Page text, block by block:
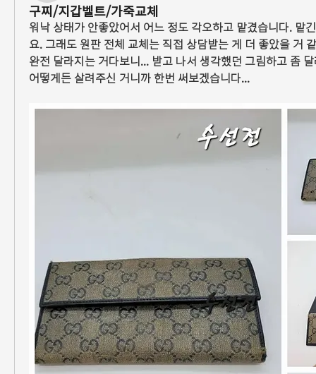
구찌/지갑벨트/가죽교체
워낙 상태가 안좋았어서 어느 정도 각오하고 맡겼습니다. 맡
요. 그래도 원판 전체 교체는 직접 상담받는 게 더 좋았을 거
완전 달라지는 거다보니... 받고 나서 생각했던 그림하고 좀
어떻게든 살려주신 거니까 한번 써보겠습니다...